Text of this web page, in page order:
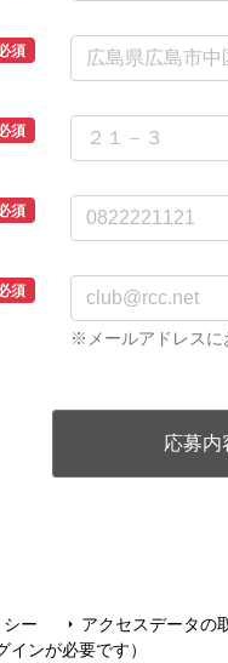
須
須
須
須
※メールアドレスに
ー arrow_right アクセスデータの
ンが必要です）